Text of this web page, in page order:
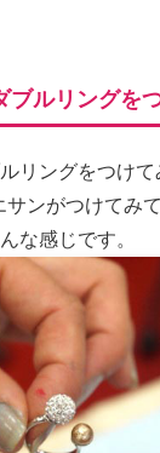
ルリングを
ングをつけて
サンがつけてみ
な感じです。